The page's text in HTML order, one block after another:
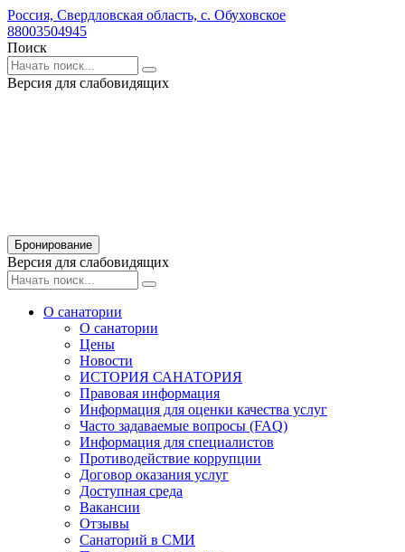
Россия, Свердловская область, с. Обуховское
88003504945
Поиск
Версия для слабовидящих
Бронирование
Версия для слабовидящих
О санатории
О санатории
Цены
Новости
ИСТОРИЯ САНАТОРИЯ
Правовая информация
Информация для оценки качества услуг
Часто задаваемые вопросы (FAQ)
Информация для специалистов
Противодействие коррупции
Договор оказания услуг
Доступная среда
Вакансии
Отзывы
Санаторий в СМИ